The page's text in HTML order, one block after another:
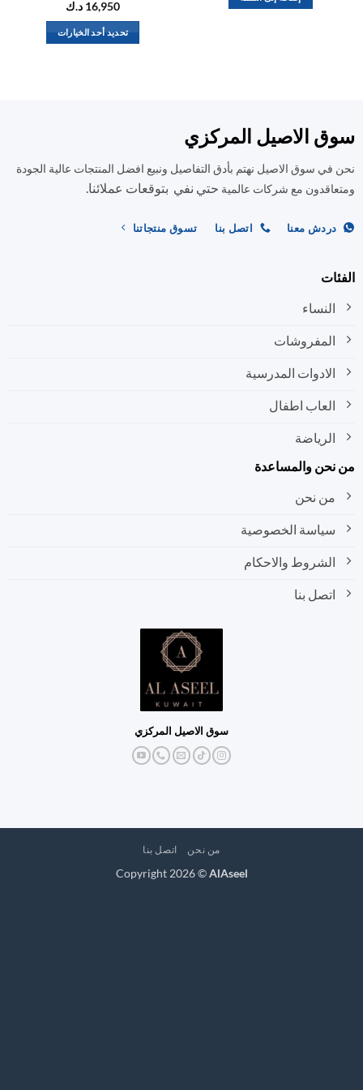
16,950د.ك
تحديد أحد الخيارات
يمكن
اختيار
الاصيل المركزي
سوق الاصيل نهتم بأدق التفاصيل ونبيع افضل المنتجات عالية الجودة
مع شركات عالميةحتي نفي بتوقعات عملائنا.
دردش معنا اتصل بنا تسوق منتجاتنا
النساء
المفروشات
الادوات المدرسية
العاب اطفال
الرياضة
والمساعدة
من نحن
سياسة الخصوصية
الشروط والاحكام
اتصل بنا
سوق الاصيل المركزي
من نحن اتصل بنا
Copyright 2026 ©AlAseel